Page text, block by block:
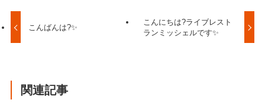
こんばんは?✨
こんにちは?ライブレスト
ランミッシェルです✨
関連記事